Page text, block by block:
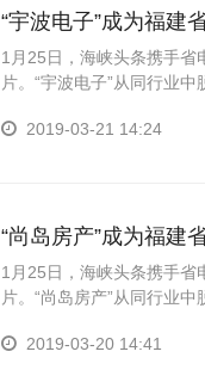
“宇波电子”成为福建
1月25日，海峡头条携手省
片。“宇波电子”从同行业
2019-03-21 14:24
“尚岛房产”成为福建
1月25日，海峡头条携手省
片。“尚岛房产”从同行业
2019-03-20 14:41